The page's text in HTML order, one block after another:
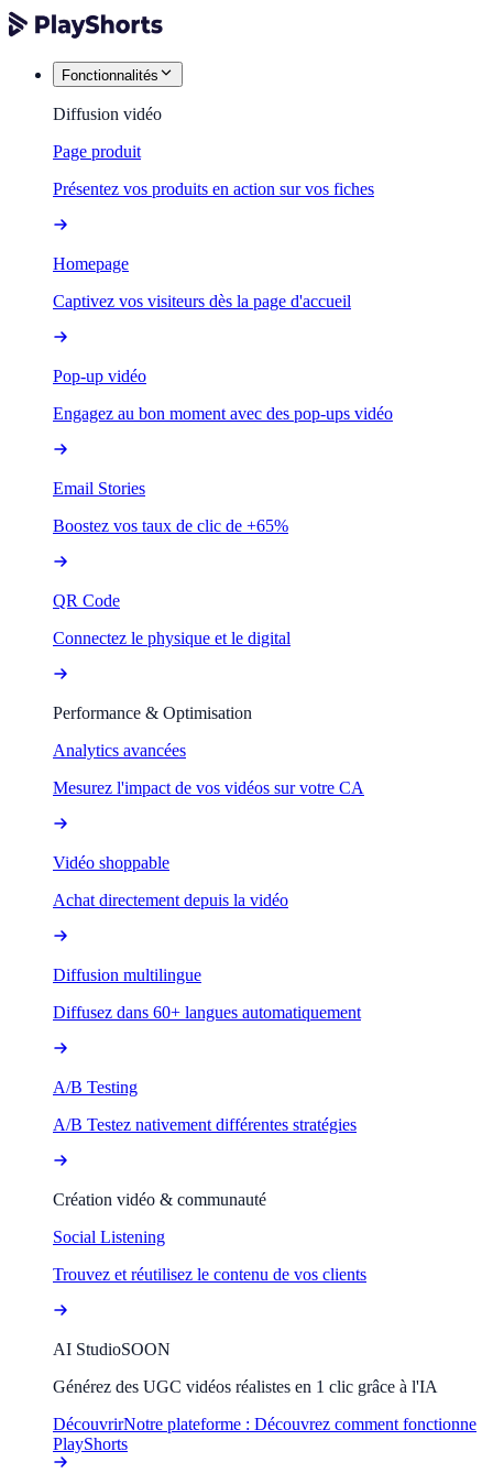
Fonctionnalités
Diffusion vidéo
Page produit
Présentez vos produits en action sur vos fiches
Homepage
Captivez vos visiteurs dès la page d'accueil
Pop-up vidéo
Engagez au bon moment avec des pop-ups vidéo
Email Stories
Boostez vos taux de clic de +65%
QR Code
Connectez le physique et le digital
Performance & Optimisation
Analytics avancées
Mesurez l'impact de vos vidéos sur votre CA
Vidéo shoppable
Achat directement depuis la vidéo
Diffusion multilingue
Diffusez dans 60+ langues automatiquement
A/B Testing
A/B Testez nativement différentes stratégies
Création vidéo & communauté
Social Listening
Trouvez et réutilisez le contenu de vos clients
AI StudioSOON
Générez des UGC vidéos réalistes en 1 clic grâce à l'IA
DécouvrirNotre plateforme : Découvrez comment fonctionne
PlayShorts